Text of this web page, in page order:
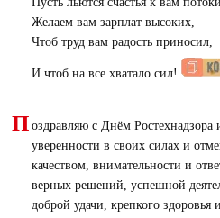
Желаем вам зарплат высоких,
Чтоб труд вам радость приносил,
И чтоб на все хватало сил!
П оздравляю с Днём Ростехнадзора
уверенности в своих силах и
качеством, внимательности и
верных решений, успешной
доброй удачи, крепкого здоровья